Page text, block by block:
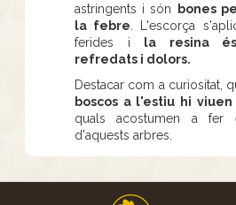
astringents i són
bones
la febre . L'escorça
ferides i la resina
refredats i dolors.
Destacar com a curiositat,
boscos a l'estiu hi
quals acostumen a
d'aquests arbres.